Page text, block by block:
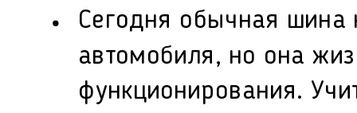
Сегодня обычная шина
автомобиля, но она
функционирования.